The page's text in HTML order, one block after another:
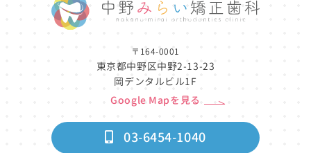
〒164-0001
東京都中野区中野2-13-23
岡デンタルビル1F
Google Mapを見る
03-6454-1040